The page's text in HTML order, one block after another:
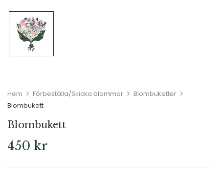
Hem Förbeställa/Skicka blommor
Blombuketter
Blombukett
Blombukett
450 kr